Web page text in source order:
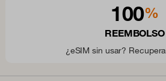
100%
REEMBOLSO
¿eSIM sin usar?